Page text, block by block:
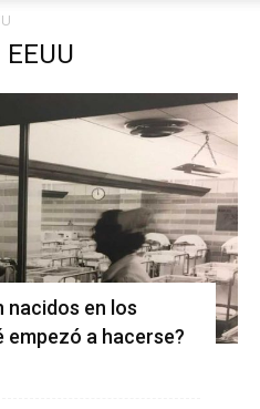
nacidos en los
empezó a hacerse?